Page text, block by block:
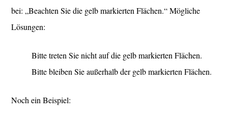
bei: „Beachten Sie die gelb markierten Flächen.“ Mögliche
Lösungen:
Bitte treten Sie nicht auf die gelb markierten Flächen.
Bitte bleiben Sie außerhalb der gelb markierten Flächen.
Noch ein Beispiel: